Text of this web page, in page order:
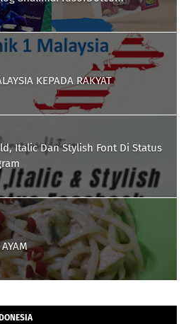
KEPADA RAKYAT
Italic Dan Stylish Font Di Status